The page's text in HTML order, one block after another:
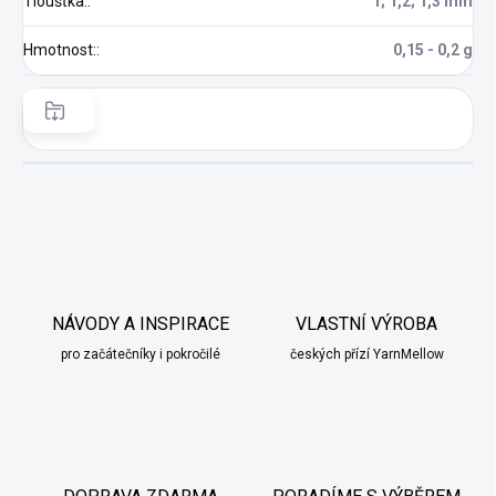
Hmotnost:: 0,15 - 0,2 g
NÁVODY A INSPIRACE
pro začátečníky i pokročilé
VLASTNÍ VÝROBA
českých přízí YarnMellow